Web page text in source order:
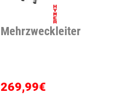
Mehrzweckleiter
269,99€